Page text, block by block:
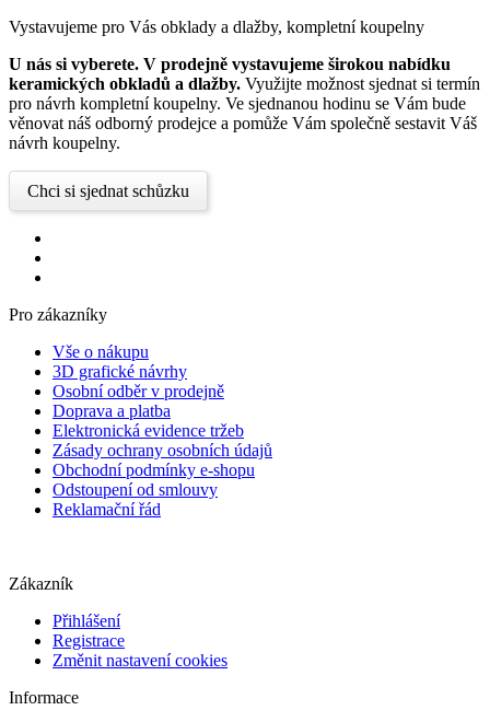
Vystavujeme pro Vás obklady a dlažby, kompletní koupelny
U nás si vyberete. V prodejně vystavujeme širokou nabídku
keramických obkladů a dlažby. Využijte možnost sjednat si termín
pro návrh kompletní koupelny. Ve sjednanou hodinu se Vám bude
věnovat náš odborný prodejce a pomůže Vám společně sestavit Váš
návrh koupelny.
Chci si sjednat schůzku
Pro zákazníky
Vše o nákupu
3D grafické návrhy
Osobní odběr v prodejně
Doprava a platba
Elektronická evidence tržeb
Zásady ochrany osobních údajů
Obchodní podmínky e-shopu
Odstoupení od smlouvy
Reklamační řád
Zákazník
Přihlášení
Registrace
Změnit nastavení cookies
Informace